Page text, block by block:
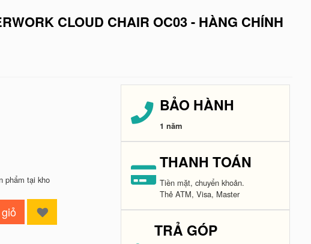
CLOUD CHAIR OC03 - HÀNG CHÍNH
phẩm tại kho
BẢO HÀNH
1 năm
THANH TOÁN
Tiền mặt, chuyển khoản.
Thẻ ATM, Visa, Master
TRẢ GÓP